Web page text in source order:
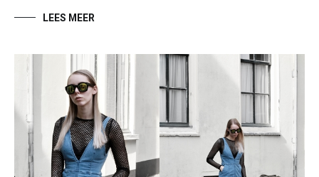
LEES MEER